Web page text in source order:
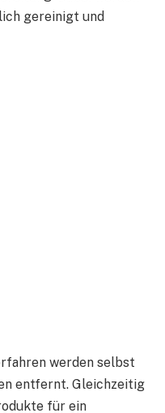
gereinigt und
werden selbst
entfernt. Gleichzeitig
für ein